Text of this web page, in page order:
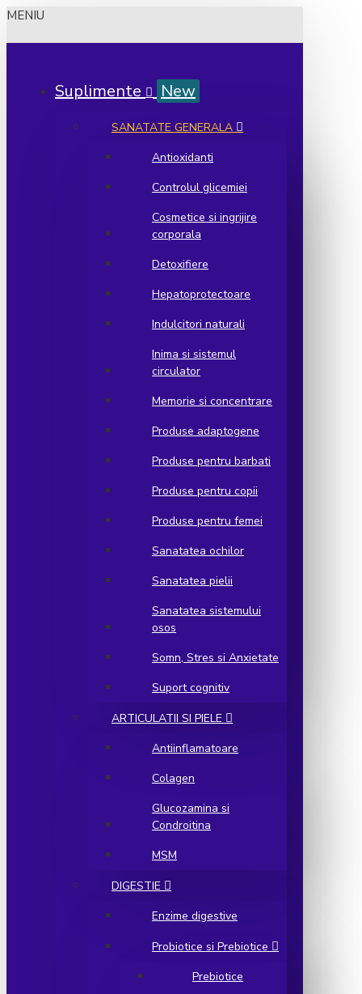
MENIU
Suplimente New
SANATATE GENERALA
Antioxidanti
Controlul glicemiei
Cosmetice si ingrijire
corporala
Detoxifiere
Hepatoprotectoare
Indulcitori naturali
Inima si sistemul
circulator
Memorie si concentrare
Produse adaptogene
Produse pentru barbati
Produse pentru copii
Produse pentru femei
Sanatatea ochilor
Sanatatea pielii
Sanatatea sistemului
osos
Somn, Stres si Anxietate
Suport cognitiv
ARTICULATII SI PIELE
Antiinflamatoare
Colagen
Glucozamina si
Condroitina
MSM
DIGESTIE
Enzime digestive
Probiotice si Prebiotice
Prebiotice